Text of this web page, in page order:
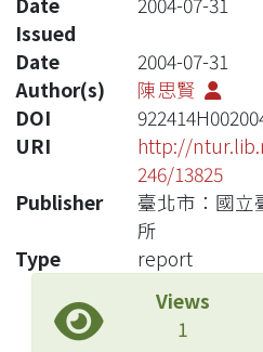
Issued
Date
2004-07-31
Author(s)
陳思賢
DOI
URI
http://
246/13825
Publisher
臺北市：國立
所
Type
report
Views
1